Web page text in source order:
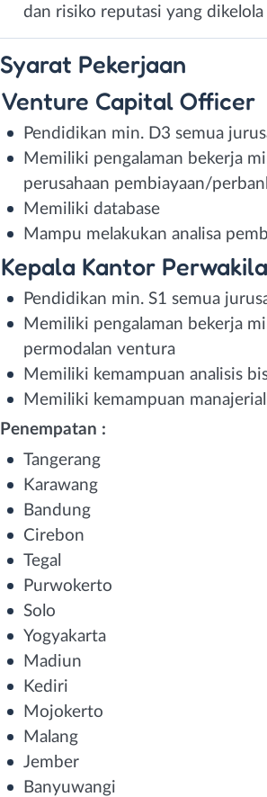
dan risiko reputasi yang dikelola
Syarat Pekerjaan
Venture Capital Officer
Pendidikan min. D3 semua
Memiliki pengalaman bekerja
perusahaan pembiayaan/
Memiliki database
Mampu melakukan analisa
Kepala Kantor
Pendidikan min. S1 semua
Memiliki pengalaman bekerja
permodalan ventura
Memiliki kemampuan analisis
Memiliki kemampuan manajerial
Penempatan :
Tangerang
Karawang
Bandung
Cirebon
Tegal
Purwokerto
Solo
Yogyakarta
Madiun
Kediri
Mojokerto
Malang
Jember
Banyuwangi